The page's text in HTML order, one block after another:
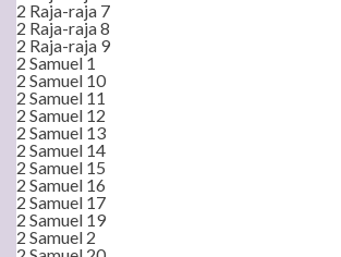
2 Raja-raja 7
2 Raja-raja 8
2 Raja-raja 9
2 Samuel 1
2 Samuel 10
2 Samuel 11
2 Samuel 12
2 Samuel 13
2 Samuel 14
2 Samuel 15
2 Samuel 16
2 Samuel 17
2 Samuel 19
2 Samuel 2